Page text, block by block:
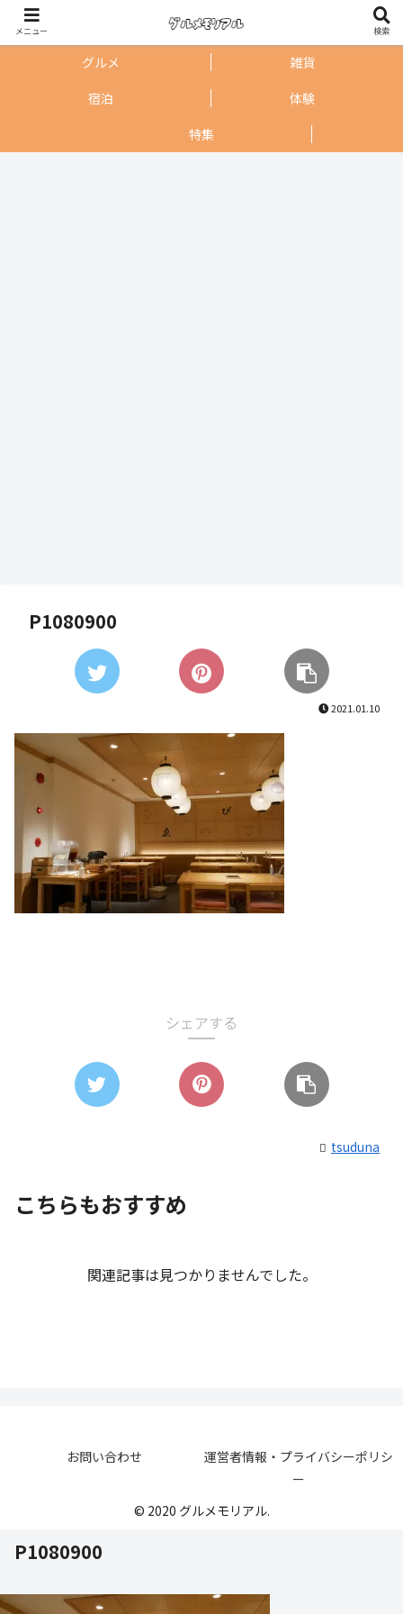
グルメ
雑貨
宿泊
体験
特集
P1080900
2021.01.10
シェアする
tsuduna
こちらもおすすめ
関連記事は見つかりませんでした。
お問い合わせ
運営者情報・プライバシーポリシ
ー
© 2020 グルメモリアル.
メニュー 検索
P1080900